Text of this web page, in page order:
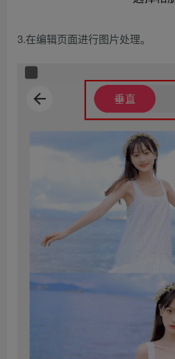
3.在编辑页面进行图片处理。